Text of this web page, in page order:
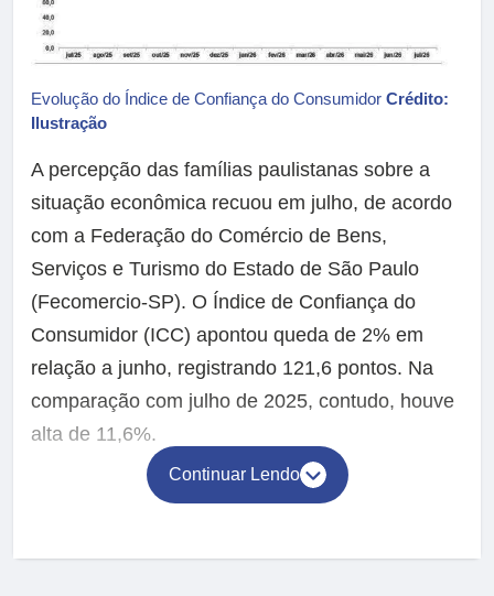
Evolução do Índice de Confiança do Consumidor Crédito:
Ilustração
A percepção das famílias paulistanas sobre a
situação econômica recuou em julho, de acordo
com a Federação do Comércio de Bens,
Serviços e Turismo do Estado de São Paulo
(Fecomercio-SP). O Índice de Confiança do
Consumidor (ICC) apontou queda de 2% em
relação a junho, registrando 121,6 pontos. Na
comparação com julho de 2025, contudo, houve
alta de 11,6%.
Continuar Lendo